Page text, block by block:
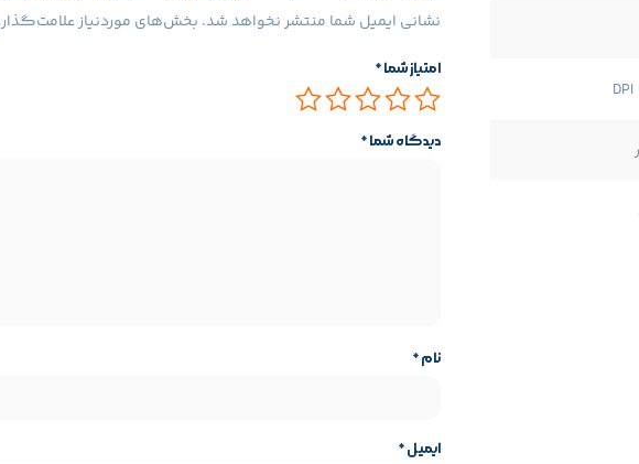
نشانی ایمیل شما منتشر نخواهد شد. بخش‌های موردنیاز
امتیاز شما*
دیدگاه شما*
نام*
ایمیل*